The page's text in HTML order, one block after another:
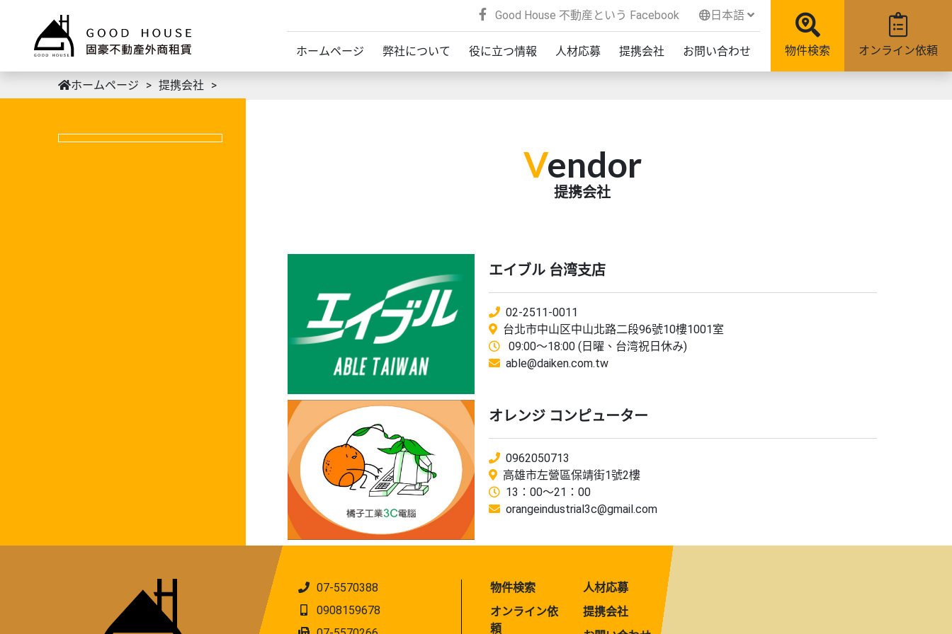
Good House 不動産という Facebook 日本語
ホームページ 弊社について 役に立つ情報 人材応募 提携会社 お問い合わせ 物件検索 オンライン依頼
ホームページ 提携会社
Vendor
提携会社
エイブル 台湾支店
02-2511-0011
台北市中山区中山北路二段96號10樓1001室
09:00～18:00 (日曜、台湾祝日休み)
able@daiken.com.tw
オレンジ コンピューター
0962050713
高雄市左營區保靖街1號2樓
13：00～21：00
orangeindustrial3c@gmail.com
07-5570388
0908159678
物件検索
オンライン依
頼
人材応募
提携会社